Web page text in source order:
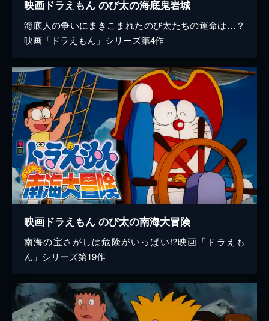
映画ドラえもん のび太の海底鬼岩城
海底人の争いにまきこまれたのび太たちの運命は…？
映画「ドラえもん」シリーズ第4作
映画ドラえもん のび太の南海大冒険
南海の宝さがしは危険がいっぱい!?映画「ドラえも
ん」シリーズ第19作